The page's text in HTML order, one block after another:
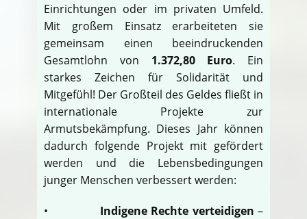
Einrichtungen oder im privaten Umfeld.
Mit großem Einsatz erarbeiteten sie
gemeinsam einen beeindruckenden
Gesamtlohn von 1.372,80 Euro. Ein
starkes Zeichen für Solidarität und
Mitgefühl! Der Großteil des Geldes fließt in
internationale Projekte zur
Armutsbekämpfung. Dieses Jahr können
dadurch folgende Projekt mit gefördert
werden und die Lebensbedingungen
junger Menschen verbessert werden:
• Indigene Rechte verteidigen –